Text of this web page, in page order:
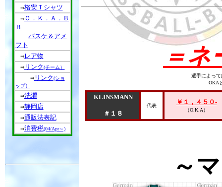
⇒格安Ｔシャツ
⇒Ｏ．Ｋ．Ａ．Ｂ
Ｂ
バスケ＆アメ
フト
⇒レア物
⇒リンク(チーム）
⇒リンク(ショ
ップ）
⇒洗濯
⇒静岡店
⇒通販法表記
⇒消費税(04/Apr～)
＝
選手によっ
OKA
KLINSMANN
＃１８
代表 ￥１，４５０-
（O.K.A）
～